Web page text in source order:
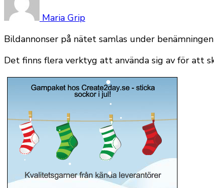
Maria Grip
Bildannonser på nätet samlas under benämningen
Det finns flera verktyg att använda sig av för att